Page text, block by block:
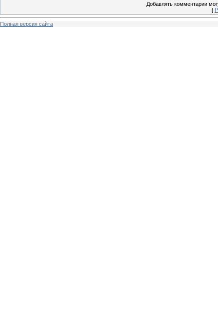
Добавлять комментарии
[
Полная версия сайта